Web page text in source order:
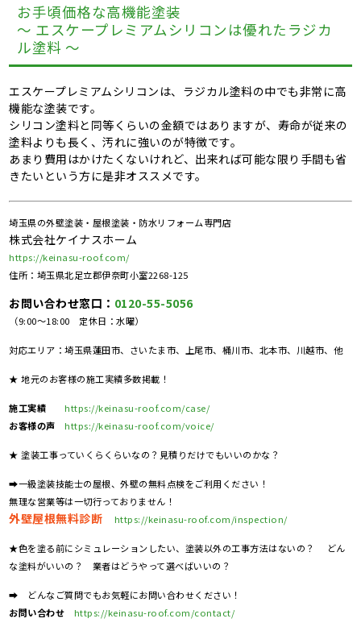
お手頃価格な高機能塗装
～ エスケープレミアムシリコンは優れたラジカ
ル塗料 ～
エスケープレミアムシリコンは、ラジカル塗料の中でも非常に高
機能な塗装です。
シリコン塗料と同等くらいの金額ではありますが、寿命が従来の
塗料よりも長く、汚れに強いのが特徴です。
あまり費用はかけたくないけれど、出来れば可能な限り手間も省
きたいという方に是非オススメです。
埼玉県の外壁塗装・屋根塗装・防水リフォーム専門店
株式会社ケイナスホーム
https://keinasu-roof.com/
住所：埼玉県北足立郡伊奈町小室2268-125
お問い合わせ窓口： 0120-55-5056
（9:00～18:00 定休日：水曜）
対応エリア：埼玉県蓮田市、さいたま市、上尾市、桶川市、北本市、川越市、他
★ 地元のお客様の施工実績多数掲載！
施工実績
https://keinasu-roof.com/case/
お客様の声
https://keinasu-roof.com/voice/
★ 塗装工事っていくらくらいなの？見積りだけでもいいのかな？
➡一級塗装技能士の屋根、外壁の無料点検をご利用ください！
無理な営業等は一切行っておりません！
外壁屋根無料診断 https://keinasu-roof.com/inspection/
★色を塗る前にシミュレーションしたい、塗装以外の工事方法はないの？ どん
な塗料がいいの？ 業者はどうやって選べばいいの？
➡ どんなご質問でもお気軽にお問い合わせください！
お問い合わせ
https://keinasu-roof.com/contact/